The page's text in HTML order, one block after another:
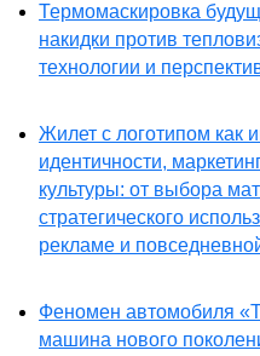
Термомаскировка
накидки против
технологии и
Жилет с логотипом как
идентичности,
культуры: от выбора
стратегического
рекламе и
Феномен автомобиля
машина нового